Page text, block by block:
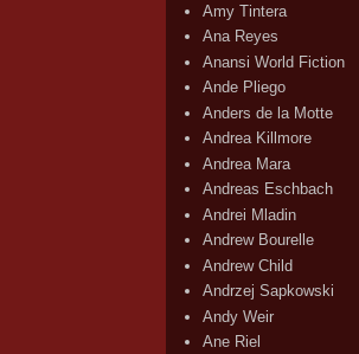
Amy Tintera
Ana Reyes
Anansi World Fiction
Ande Pliego
Anders de la Motte
Andrea Killmore
Andrea Mara
Andreas Eschbach
Andrei Mladin
Andrew Bourelle
Andrew Child
Andrzej Sapkowski
Andy Weir
Ane Riel